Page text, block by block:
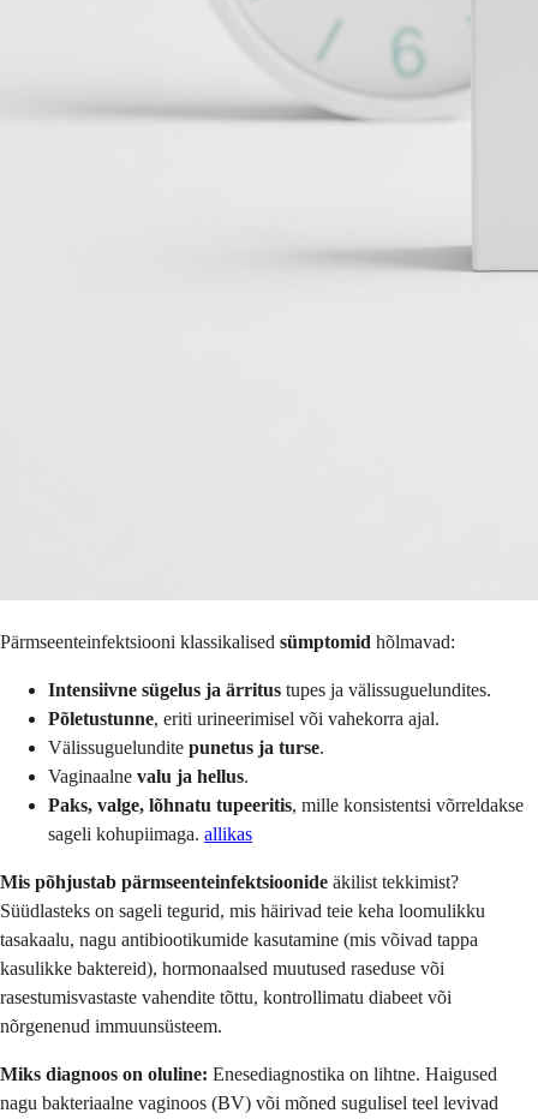
Pärmseenteinfektsiooni klassikalised sümptomid hõlmavad:
Intensiivne sügelus ja ärritus tupes ja välissuguelundites.
Põletustunne, eriti urineerimisel või vahekorra ajal.
Välissuguelundite punetus ja turse.
Vaginaalne valu ja hellus.
Paks, valge, lõhnatu tupeeritis, mille konsistentsi võrreldakse
sageli kohupiimaga. allikas
Mis põhjustab pärmseenteinfektsioonide äkilist tekkimist?
Süüdlasteks on sageli tegurid, mis häirivad teie keha loomulikku
tasakaalu, nagu antibiootikumide kasutamine (mis võivad tappa
kasulikke baktereid), hormonaalsed muutused raseduse või
rasestumisvastaste vahendite tõttu, kontrollimatu diabeet või
nõrgenenud immuunsüsteem.
Miks diagnoos on oluline: Enesediagnostika on lihtne. Haigused
nagu bakteriaalne vaginoos (BV) või mõned sugulisel teel levivad